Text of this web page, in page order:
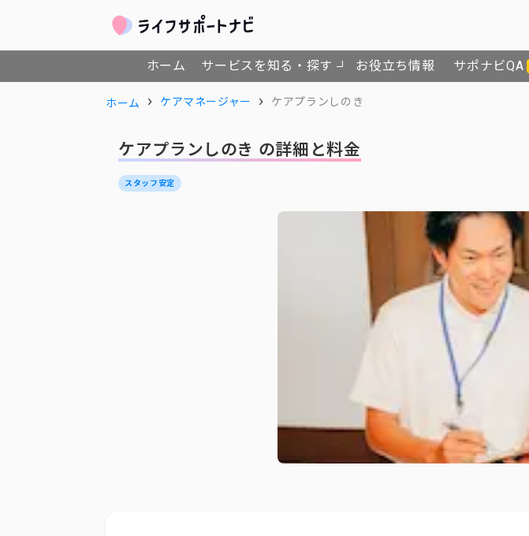
ホーム サービスを知る・探す お役立ち情報 サポナビQA
ホーム ケアマネージャー ケアプランしのき
ケアプランしのき の詳細と料金
スタッフ安定